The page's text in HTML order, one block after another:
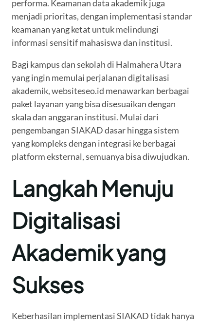
performa. Keamanan data akademik juga
menjadi prioritas, dengan implementasi standar
keamanan yang ketat untuk melindungi
informasi sensitif mahasiswa dan institusi.
Bagi kampus dan sekolah di Halmahera Utara
yang ingin memulai perjalanan digitalisasi
akademik, websiteseo.id menawarkan berbagai
paket layanan yang bisa disesuaikan dengan
skala dan anggaran institusi. Mulai dari
pengembangan SIAKAD dasar hingga sistem
yang kompleks dengan integrasi ke berbagai
platform eksternal, semuanya bisa diwujudkan.
Langkah Menuju
Digitalisasi
Akademik yang
Sukses
Keberhasilan implementasi SIAKAD tidak hanya